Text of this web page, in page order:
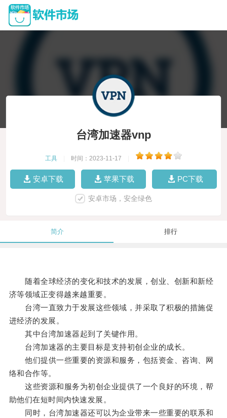
台湾加速器vnp
工具 时间：2023-11-17
安卓下载 苹果下载 PC下载
安卓市场，安全绿色
简介 排行
随着全球经济的变化和技术的发展，创业、创新和新经
济等领域正变得越来越重要。
台湾一直致力于发展这些领域，并采取了积极的措施促
进经济的发展。
其中台湾加速器起到了关键作用。
台湾加速器的主要目标是支持初创企业的成长。
他们提供一些重要的资源和服务，包括资金、咨询、网
络和合作等。
这些资源和服务为初创企业提供了一个良好的环境，帮
助他们在短时间内快速发展。
同时，台湾加速器还可以为企业带来一些重要的联系和